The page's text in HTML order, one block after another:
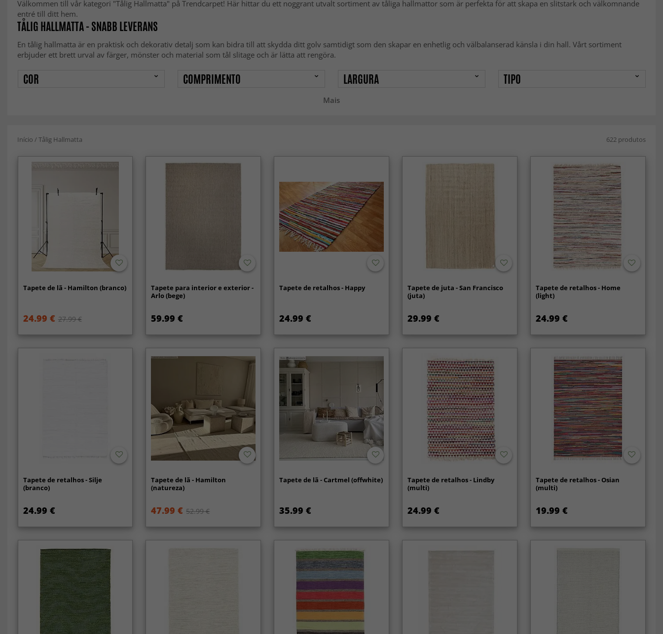
Välkommen till vår kategori "Tålig Hallmatta" på Trendcarpet! Här hittar du ett noggrant utvalt sortiment av tåliga hallmattor som är perfekta för att skapa en slitstark och välkomnande
entré till ditt hem.
TÅLIG HALLMATTA - SNABB LEVERANS
En tålig hallmatta är en praktisk och dekorativ detalj som kan bidra till att skydda ditt golv samtidigt som den skapar en enhetlig och välbalanserad känsla i din hall. Vårt sortiment
erbjuder ett brett urval av färger, mönster och material som tål slitage och är lätta att rengöra.
Mais
COR COMPRIMENTO LARGURA TIPO
Início /Tålig Hallmatta 622 produtos
Tapete de lã - Hamilton (branco)
24.99 € 27.99 €
Tapete para interior e exterior -
Arlo (bege)
59.99 €
Tapete de retalhos - Happy
24.99 €
Tapete de juta - San Francisco
(juta)
29.99 €
Tapete de retalhos - Home
(light)
24.99 €
Tapete de retalhos - Silje
(branco)
24.99 €
Tapete de lã - Hamilton
(natureza)
47.99 € 52.99 €
Tapete de lã - Cartmel (offwhite)
35.99 €
Tapete de retalhos - Lindby
(multi)
24.99 €
Tapete de retalhos - Osian
(multi)
19.99 €